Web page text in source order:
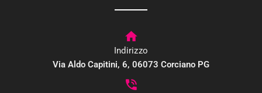
Indirizzo
Via Aldo Capitini, 6, 06073 Corciano PG